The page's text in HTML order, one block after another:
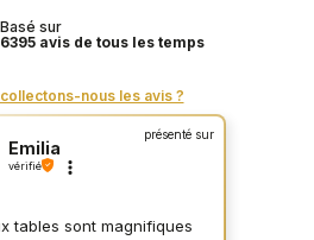
Basé sur
6395 avis de tous les temps
nous les avis ?
présenté sur
Emilia
vérifié
tables sont magnifiques